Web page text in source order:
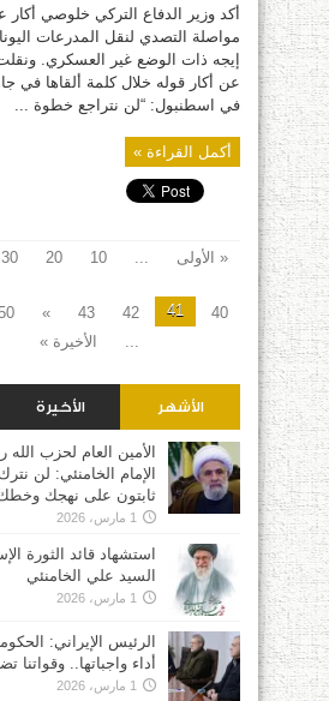
أكد وزير الدفاع التركي خلوصي أكار
مواصلة التصدي لنقل المدرعات
إيجه ذات الوضع غير العسكري. ونقلت
عن أكار قوله خلال كلمة ألقاها في
في اسطنبول: “لن نتراجع خطوة ...
أكمل القراءة »
« الأولى ...
10
20
30
40
41
42
43
»
...
الأخيرة »
الأشهر الأخيرة
الأمين العام لحزب الله
الإمام الخامنئي: لن
ثابتون على نهجك
1 مارس، 2026
استشهاد قائد الثورة
السيد علي الخامنئي
1 مارس، 2026
الرئيس الإيراني:
أداء واجباتها..
1 مارس، 2026